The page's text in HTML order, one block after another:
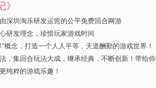
由深圳淘乐研发运营的公平免费回合网游
研发理念，珍惜玩家游戏时间
概念，打造一个人人平等，天道酬勤的游戏世界！
，集回合玩法大成，继承经典，不断创新！带给你
纯粹的游戏乐趣！